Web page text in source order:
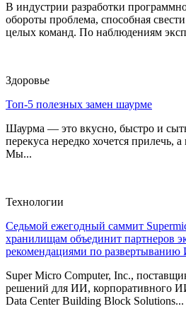
В индустрии разработки
обороты проблема, способная
целых команд. По наблюдениям
Здоровье
Топ-5 полезных замен шаурме
Шаурма — это вкусно, быстро и
перекуса нередко хочется прилечь,
Мы...
Технологии
Седьмой ежегодный саммит
хранилищам объединит партнеров
рекомендациями по
Super Micro Computer, Inc.,
решений для ИИ, корпоративного
Data Center Building Block Solutions...